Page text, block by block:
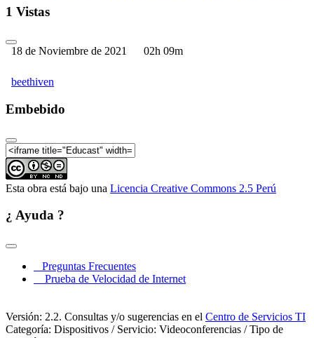
1 Vistas
18 de Noviembre de 2021 02h 09m
beethiven
Embebido
Esta obra está bajo una Licencia Creative Commons 2.5 Perú
¿ Ayuda ?
Preguntas Frecuentes
Prueba de Velocidad de Internet
Versión: 2.2. Consultas y/o sugerencias en el Centro de Servicios TI
Categoría: Dispositivos / Servicio: Videoconferencias / Tipo de